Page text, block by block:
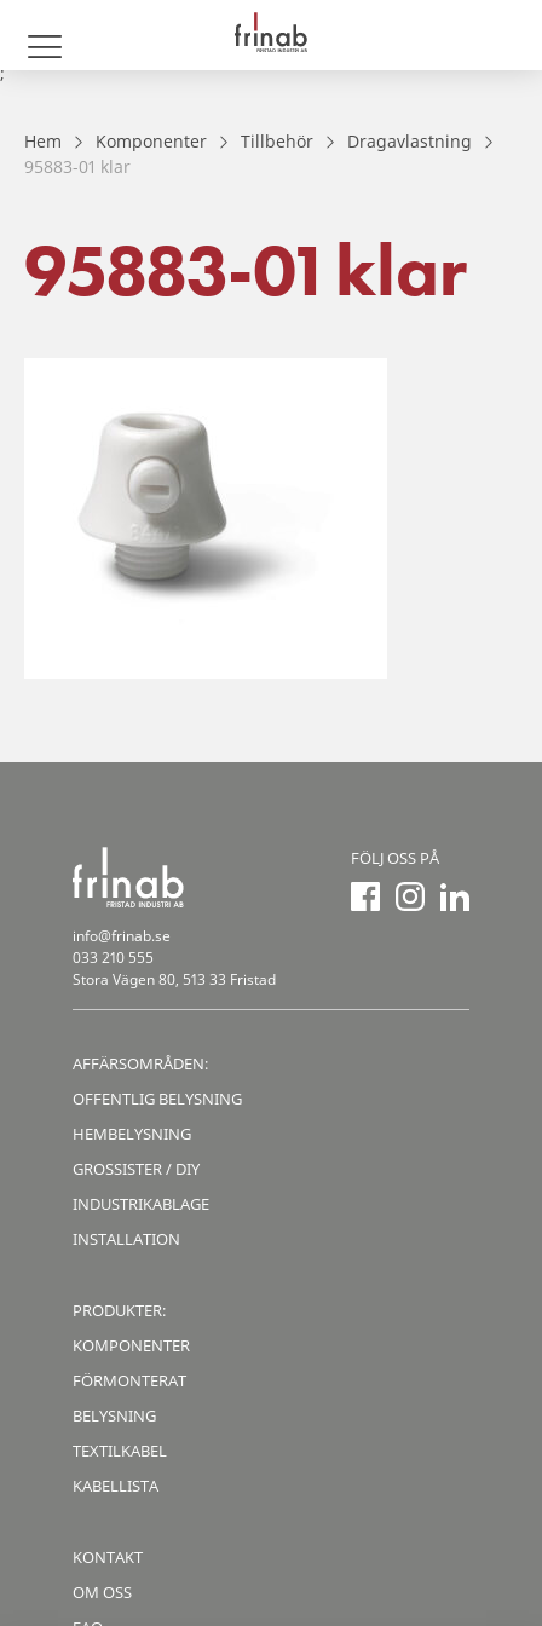
;
Hem Komponenter Tillbehör
Dragavlastning
95883-01 klar
95883-01 klar
info@frinab.se
033 210 555
Stora Vägen 80, 513 33 Fristad
FÖLJ OSS PÅ
AFFÄRSOMRÅDEN:
OFFENTLIG BELYSNING
HEMBELYSNING
GROSSISTER / DIY
INDUSTRIKABLAGE
INSTALLATION
PRODUKTER:
KOMPONENTER
FÖRMONTERAT
BELYSNING
TEXTILKABEL
KABELLISTA
KONTAKT
OM OSS